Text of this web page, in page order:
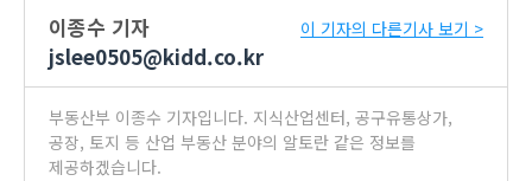
이종수 기자
jslee0505@kidd.co.kr
이 기자의 다른기사 보기 >
부동산부 이종수 기자입니다. 지식산업센터, 공구유통상가,
공장, 토지 등 산업 부동산 분야의 알토란 같은 정보를
제공하겠습니다.